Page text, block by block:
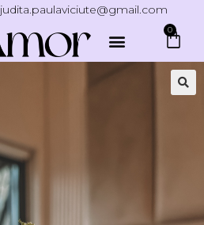
judita.paulaviciute@gmail.com
0